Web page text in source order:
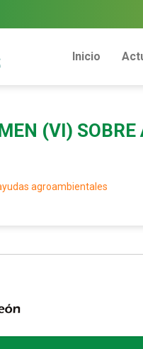
Inicio
(VI)
agroambientales